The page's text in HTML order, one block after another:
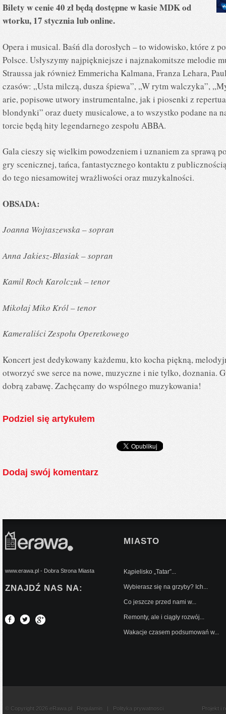
Bilety w cenie 40 zł będą dostępne w kasie MDK od
wtorku, 17 stycznia lub online.
Opera i musical. Baśń dla dorosłych – to widowisko, które z
Polsce. Usłyszymy najpiękniejsze i najznakomitsze melodie
Straussa jak również Emmericha Kalmana, Franza Lehara,
czasów: „Usta milczą, dusza śpiewa”, „W rytm walczyka”,
arie, popisowe utwory instrumentalne, jak i piosenki z
blondynki” oraz duety musicalowe, a to wszystko podane na
torcie będą hity legendarnego zespołu ABBA.
Gala cieszy się wielkim powodzeniem i uznaniem za sprawą
gry scenicznej, tańca, fantastycznego kontaktu z
do tego niesamowitej wrażliwości oraz muzykalności.
OBSADA:
Joanna Wojtaszewska – sopran
Anna Jakiesz-Błasiak – sopran
Kamil Roch Karolczuk – tenor
Mikołaj Miko Król – tenor
Kameraliści Zespołu Operetkowego
Koncert jest dedykowany każdemu, kto kocha piękną,
otworzyć swe serce na nowe, muzyczne i nie tylko, doznania.
dobrą zabawę. Zachęcamy do wspólnego muzykowania!
Podziel się artykułem
Dodaj swój komentarz
www.erawa.pl - Dobra Strona Miasta
ZNAJDŹ NAS NA:
MIASTO
Kąpielisko „Tatar”...
Wybierasz się na grzyby? Ich...
Co jeszcze przed nami w...
Remonty, ale i ciągły rozwój...
Wakacje czasem podsumowań w...
© Copyright 2026 eRawa.pl Regulamin | Polityka prywatnosci Projekt i